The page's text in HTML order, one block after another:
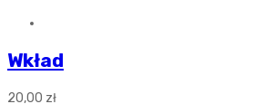
Wkład
20,00 zł